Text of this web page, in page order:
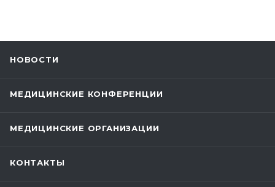
НОВОСТИ
МЕДИЦИНСКИЕ КОНФЕРЕНЦИИ
МЕДИЦИНСКИЕ ОРГАНИЗАЦИИ
КОНТАКТЫ